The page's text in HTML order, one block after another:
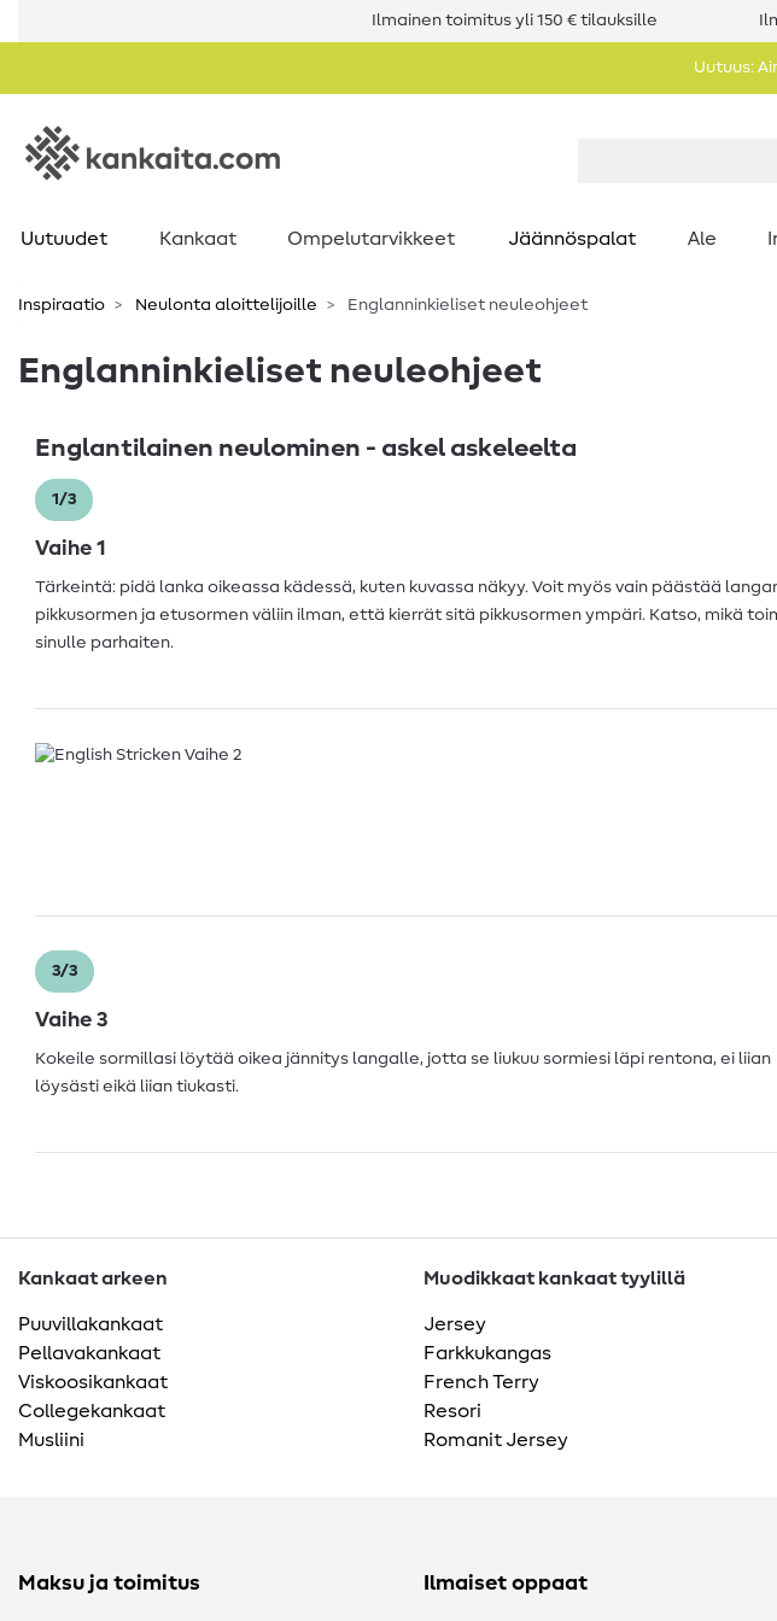
Ilmainen toimitus yli 150 € tilauksille
Uutuus:
Uutuudet Kankaat Ompelutarvikkeet Jäännöspalat Ale
Inspiraatio Neulonta aloittelijoille Englanninkieliset neuleohjeet
Englanninkieliset neuleohjeet
Englantilainen neulominen - askel askeleelta
1/3
Vaihe 1
Tärkeintä: pidä lanka oikeassa kädessä, kuten kuvassa näkyy. Voit myös vain päästää
pikkusormen ja etusormen väliin ilman, että kierrät sitä pikkusormen ympäri. Katso, mikä
sinulle parhaiten.
3/3
Vaihe 3
Kokeile sormillasi löytää oikea jännitys langalle, jotta se liukuu sormiesi läpi rentona, ei liian
löysästi eikä liian tiukasti.
Kankaat arkeen
Puuvillakankaat
Pellavakankaat
Viskoosikankaat
Collegekankaat
Musliini
Muodikkaat kankaat tyylillä
Jersey
Farkkukangas
French Terry
Resori
Romanit Jersey
Maksu ja toimitus Ilmaiset oppaat